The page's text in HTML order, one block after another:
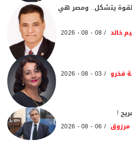
يتشكل.. ومصر هي
خالد 08 - 08 - 2026
فخرو 03 - 08 - 2026
!
06 - 08 - 2026